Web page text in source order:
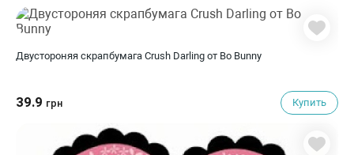
Двустороняя скрапбумага Crush Darling от Bo Bunny
39.9 грн Купить